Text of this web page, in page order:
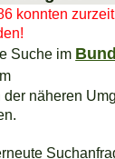
konnten
Suche im
näheren